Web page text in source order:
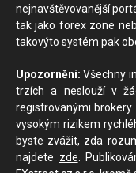
nejnavštěvovanější
tak jako forex zone
takovýto systém pak
Upozornění: Všechny
trzích a neslouží v
registrovanými
vysokým rizikem
byste zvážit, zda
najdete zde.